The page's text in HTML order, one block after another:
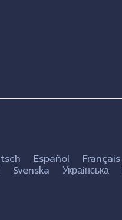
Español Français
Svenska Украiнська